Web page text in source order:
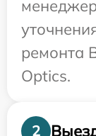
ремонта
Optics.
2